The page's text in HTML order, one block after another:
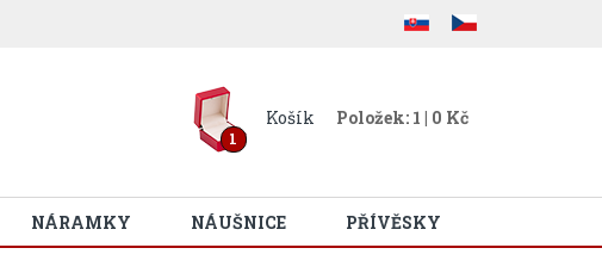
1
Košík Položek: 1 | 0 Kč
NÁRAMKY NÁUŠNICE PŘÍVĚSKY